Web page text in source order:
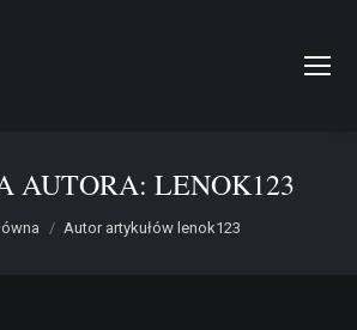
AUTORA: LENOK123
Autor artykułów lenok123